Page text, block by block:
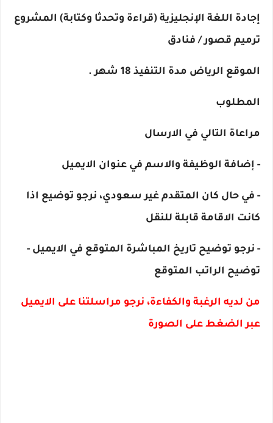
إجادة اللغة الإنجليزية (قراءة وتحدثا وكتابة) المشروع
ترميم قصور / فنادق
الموقع الرياض مدة التنفيذ 18 شهر .
المطلوب
مراعاة التالي في الارسال
- إضافة الوظيفة والاسم في عنوان الايميل
- في حال كان المتقدم غير سعودي، نرجو توضيع اذا
كانت الاقامة قابلة للنقل
- نرجو توضيح تاريخ المباشرة المتوقع في الايميل -
توضيح الراتب المتوقع
من لديه الرغبة والكفاءة، نرجو مراسلتنا على الايميل
عبر الضغط على الصورة